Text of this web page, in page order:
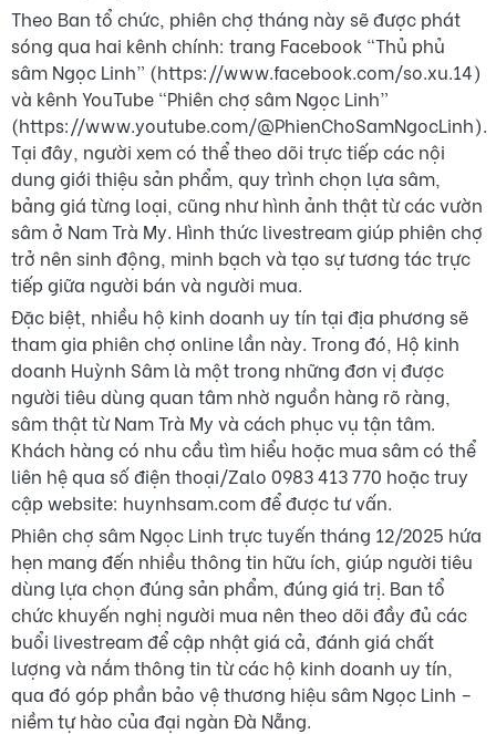
Theo Ban tổ chức, phiên chợ tháng này sẽ được phát
sóng qua hai kênh chính: trang Facebook “Thủ phủ
sâm Ngọc Linh” (https://www.facebook.com/so.xu.14)
và kênh YouTube “Phiên chợ sâm Ngọc Linh”
(https://www.youtube.com/@PhienChoSamNgocLinh).
Tại đây, người xem có thể theo dõi trực tiếp các nội
dung giới thiệu sản phẩm, quy trình chọn lựa sâm,
bảng giá từng loại, cũng như hình ảnh thật từ các vườn
sâm ở Nam Trà My. Hình thức livestream giúp phiên chợ
trở nên sinh động, minh bạch và tạo sự tương tác trực
tiếp giữa người bán và người mua.
Đặc biệt, nhiều hộ kinh doanh uy tín tại địa phương sẽ
tham gia phiên chợ online lần này. Trong đó, Hộ kinh
doanh Huỳnh Sâm là một trong những đơn vị được
người tiêu dùng quan tâm nhờ nguồn hàng rõ ràng,
sâm thật từ Nam Trà My và cách phục vụ tận tâm.
Khách hàng có nhu cầu tìm hiểu hoặc mua sâm có thể
liên hệ qua số điện thoại/Zalo 0983 413 770 hoặc truy
cập website: huynhsam.com để được tư vấn.
Phiên chợ sâm Ngọc Linh trực tuyến tháng 12/2025 hứa
hẹn mang đến nhiều thông tin hữu ích, giúp người tiêu
dùng lựa chọn đúng sản phẩm, đúng giá trị. Ban tổ
chức khuyến nghị người mua nên theo dõi đầy đủ các
buổi livestream để cập nhật giá cả, đánh giá chất
lượng và nắm thông tin từ các hộ kinh doanh uy tín,
qua đó góp phần bảo vệ thương hiệu sâm Ngọc Linh –
niềm tự hào của đại ngàn Đà Nẵng.